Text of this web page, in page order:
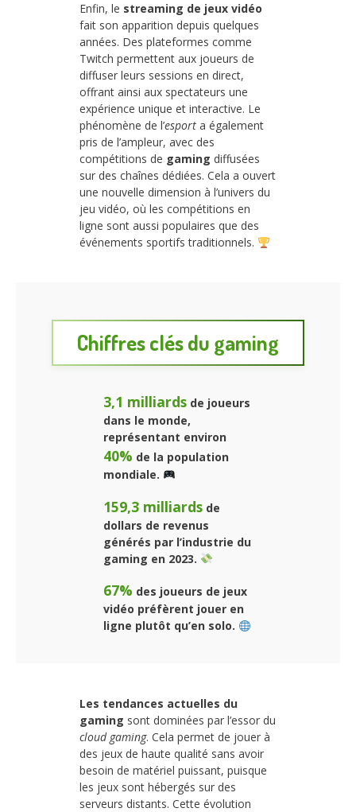
Enfin, le streaming de jeux vidéo
fait son apparition depuis quelques
années. Des plateformes comme
Twitch permettent aux joueurs de
diffuser leurs sessions en direct,
offrant ainsi aux spectateurs une
expérience unique et interactive. Le
phénomène de l’esport a également
pris de l’ampleur, avec des
compétitions de gaming diffusées
sur des chaînes dédiées. Cela a ouvert
une nouvelle dimension à l’univers du
jeu vidéo, où les compétitions en
ligne sont aussi populaires que des
événements sportifs traditionnels.
Chiffres clés du gaming
3,1 milliards de joueurs
dans le monde,
représentant environ
40% de la population
mondiale.
159,3 milliards de
dollars de revenus
générés par l’industrie du
gaming en 2023.
67% des joueurs de jeux
vidéo préfèrent jouer en
ligne plutôt qu’en solo.
Les tendances actuelles du
gaming sont dominées par l’essor du
cloud gaming. Cela permet de jouer à
des jeux de haute qualité sans avoir
besoin de matériel puissant, puisque
les jeux sont hébergés sur des
serveurs distants. Cette évolution